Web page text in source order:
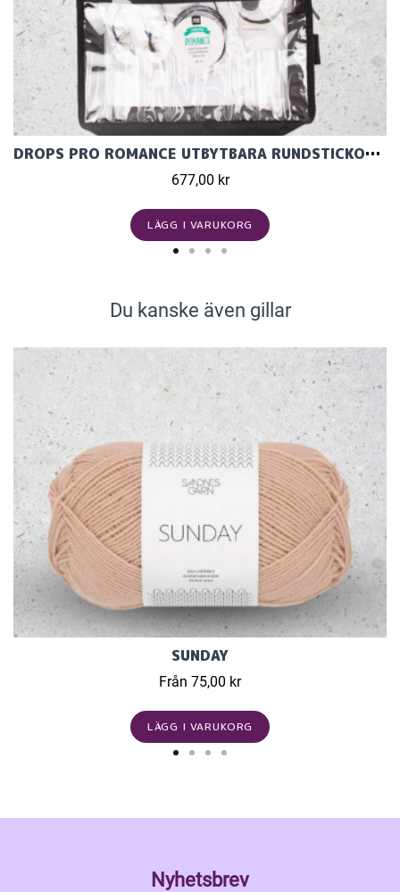
DROPS PRO ROMANCE UTBYTBARA RUNDSTICKOR DELUXE SET
677,00 kr
LÄGG I VARUKORG
Du kanske även gillar
SUNDAY
Från 75,00 kr
LÄGG I VARUKORG
Nyhetsbrev